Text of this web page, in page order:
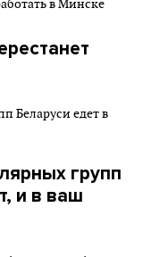
групп
и в ваш